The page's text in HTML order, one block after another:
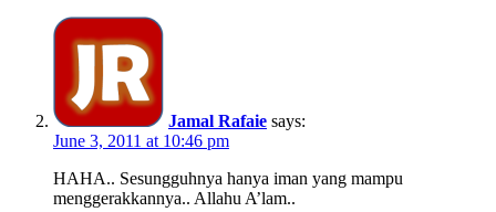
Jamal Rafaie says:
June 3, 2011 at 10:46 pm
HAHA.. Sesungguhnya hanya iman yang mampu
menggerakkannya.. Allahu A’lam..